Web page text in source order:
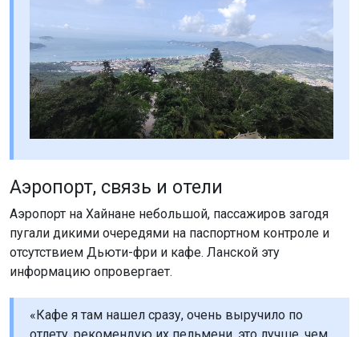
Аэропорт, связь и отели
Аэропорт на Хайнане небольшой, пассажиров загодя
пугали дикими очередями на паспортном контроле и
отсутствием Дьюти-фри и кафе. Ланской эту
информацию опровергает.
«Кафе я там нашел сразу, очень выручило по